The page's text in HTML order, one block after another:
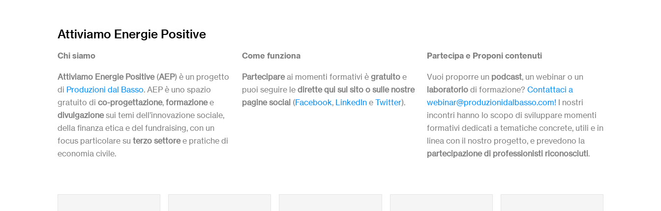
Attiviamo Energie Positive
Chi siamo
Attiviamo Energie Positive(AEP) è un progetto
di Produzioni dal Basso. AEP è uno spazio
gratuito di co-progettazione, formazionee
divulgazionesui temi dell’innovazione sociale,
della finanza etica e del fundraising, con un
focus particolare su terzo settoree pratiche di
economia civile.
Come funziona
Partecipareai momenti formativi ègratuito e
puoi seguire ledirette qui sul sito o sulle nostre
pagine social (Facebook, LinkedIn eTwitter).
Partecipa e Proponi contenuti
Vuoi proporre un podcast, un webinar o un
laboratoriodi formazione? Contattaci a
webinar@produzionidalbasso.com! I nostri
incontri hanno lo scopo di sviluppare momenti
formativi dedicati a tematiche concrete, utili e in
linea con il nostro progetto, e prevedono la
partecipazione di professionisti riconosciuti.